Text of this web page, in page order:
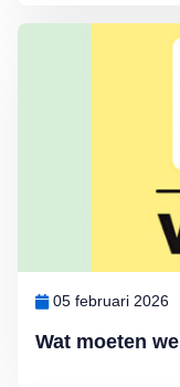
Wat moeten
05 februari 2026
Lees meer over Wat